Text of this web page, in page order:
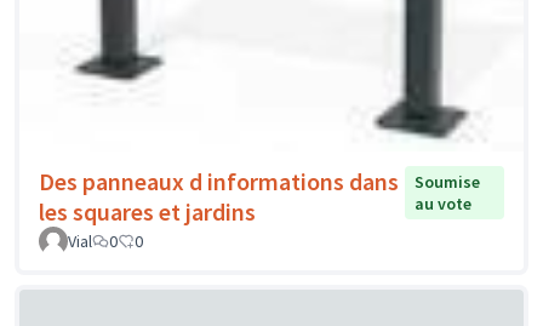
Des panneaux d informations dans
les squares et jardins
Soumise
au vote
Vial
0 0